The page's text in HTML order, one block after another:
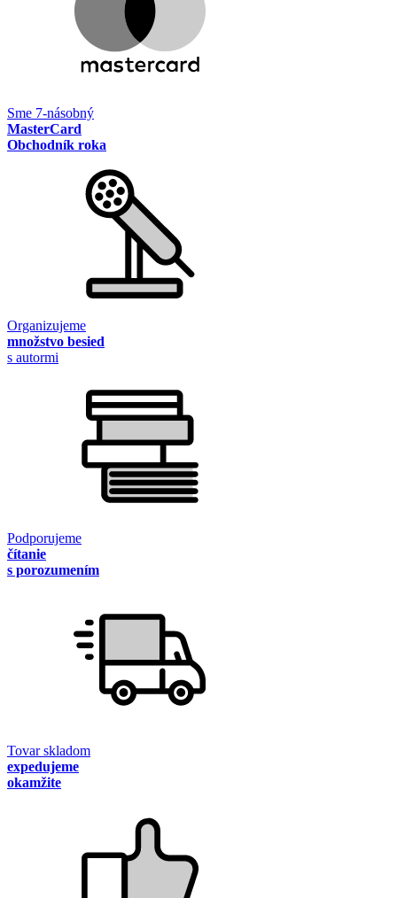
Sme 7-násobný
MasterCard
Obchodník roka
Organizujeme
množstvo besied
s autormi
Podporujeme
čítanie
s porozumením
Tovar skladom
expedujeme
okamžite